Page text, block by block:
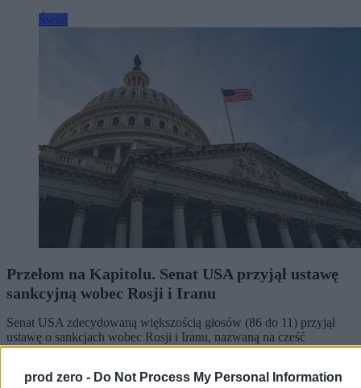
prod zero - Do Not Process My Personal Information
Przełom na Kapitolu. Senat USA przyjął ustawę
sankcyjną wobec Rosji i Iranu
Senat USA zdecydowaną większością głosów (86 do 11) przyjął
ustawę o sankcjach wobec Rosji i Iranu, nazwaną na cześć
zmarłego w lipcu senatora Lindseya Grahama. Dokument
ropy, m.in. Chin i Indii. Teraz trafi do Izby Reprezentantów.